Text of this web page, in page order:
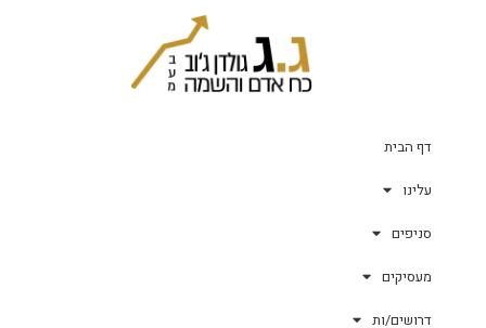
דף הבית
עלינו
סניפים
מעסיקים
דרושים/ות